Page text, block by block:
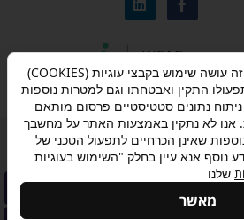
–אישור הצטרפות לתוכנית “ותיקים בעבודה”
לתוכנית לחצו
מעוף עושה שימוש באתר זה עושה שימוש בקבצי עוגיות (COOKIES)
התקין ואבטחתו וגם למטרות נוספות
נתונים סטטיסטיים פרסום מותאם
אנו לא נתקין באמצעות האתר על מחשבך
שאינן הכרחיים לתפעול הטכני של
אנא עיין בחלק "השימוש בעוגיות
שלנו
מאשר